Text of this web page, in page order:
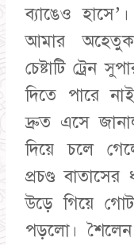
ব্যাঙেও
আমার অহেতুক
চেষ্টাটি ট্রেন
দিতে পারে
দ্রুত এসে
দিয়ে চলে
প্রচণ্ড
উড়ে গিয়ে
পড়লো।